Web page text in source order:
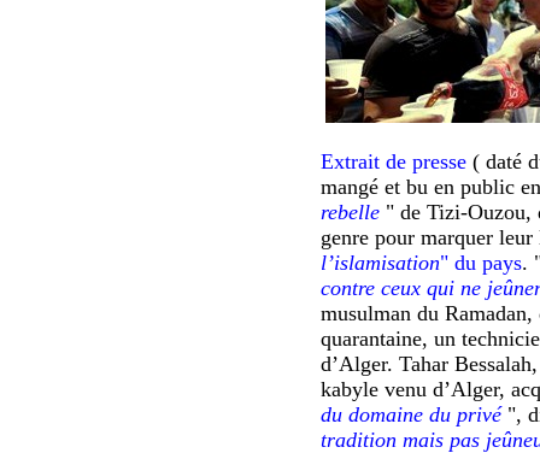
Extrait de presse ( daté
mangé et bu en public
rebelle " de Tizi-Ouzou,
genre pour marquer
l’islamisation" du pays.
contre ceux qui ne
musulman du
quarantaine, un
d’Alger. Tahar
kabyle venu d’Alger,
du domaine du privé ",
tradition mais pas